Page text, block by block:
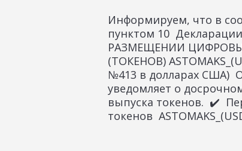
Информируем, что в
пунктом 10
РАЗМЕЩЕНИИ
(ТОКЕНОВ)
№413 в долларах США)
уведомляет о
выпуска токенов. ✔️
токенов